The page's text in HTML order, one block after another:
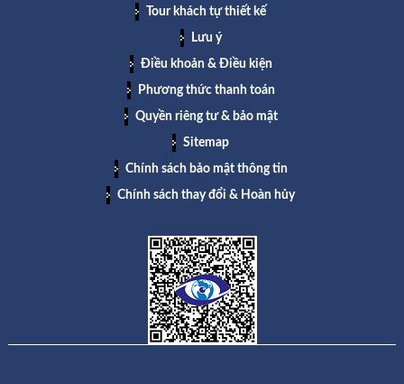
Tour khách tự thiết kế
Lưu ý
Điều khoản & Điều kiện
Phương thức thanh toán
Quyền riêng tư & bảo mật
Sitemap
Chính sách bảo mật thông tin
Chính sách thay đổi & Hoàn hủy